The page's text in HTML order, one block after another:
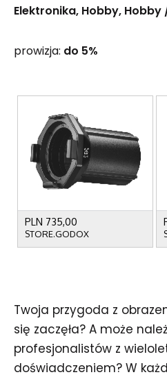
Elektronika Hobby Hobby
prowizja: do 5%
Twoja przygoda z
się zaczęła? A może
profesjonalistów z
doświadczeniem? W